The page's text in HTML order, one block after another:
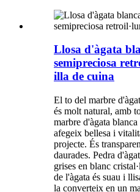
Llosa d'àgata
semipreciosa
illa de cuina
El to del marbre
és molt natural, amb
marbre d'àgata
afegeix bellesa i
projecte. És
daurades. Pedra
grises en blanc
de l'àgata és suau i
la converteix en un